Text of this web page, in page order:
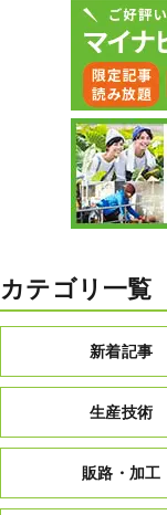
カテゴリ一覧
新着記事
生産技術
販路・加工